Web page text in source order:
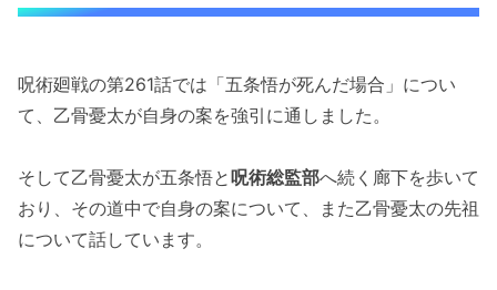
呪術廻戦の第261話では「五条悟が死んだ場合」につい
て、乙骨憂太が自身の案を強引に通しました。
そして乙骨憂太が五条悟と呪術総監部へ続く廊下を歩いて
おり、その道中で自身の案について、また乙骨憂太の先祖
について話しています。